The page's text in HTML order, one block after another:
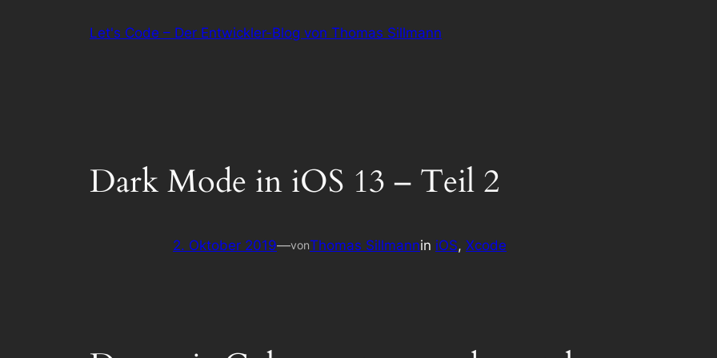
Let's Code – Der Entwickler-Blog von Thomas Sillmann
Dark Mode in iOS 13 – Teil 2
2. Oktober 2019—vonThomas Sillmannin iOS, Xcode